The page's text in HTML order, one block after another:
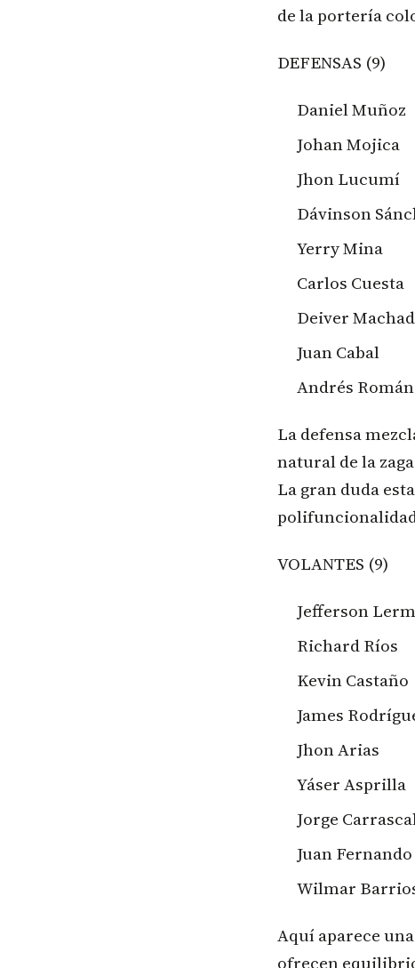
de la portería
DEFENSAS (9)
Daniel Muñoz
Johan Mojica
Jhon Lucumí
Dávinson
Yerry Mina
Carlos Cuesta
Deiver
Juan Cabal
Andrés Román
La defensa
natural de la
La gran duda
VOLANTES (9)
Jefferson
Richard Ríos
Kevin Castaño
James
Jhon Arias
Yáser Asprilla
Jorge
Juan
Wilmar
Aquí aparece
ofrecen